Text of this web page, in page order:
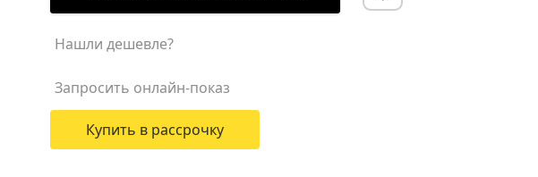
Нашли дешевле?
Запросить онлайн-показ
Купить в рассрочку